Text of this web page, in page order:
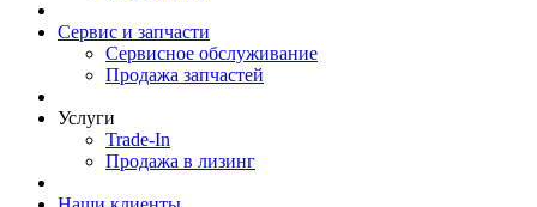
Сервис и запчасти
Сервисное обслуживание
Продажа запчастей
Услуги
Trade-In
Продажа в лизинг